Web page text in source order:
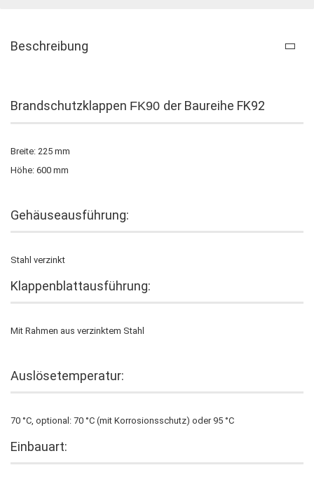
Beschreibung
Brandschutzklappen FK90 der Baureihe FK92
Breite: 225 mm
Höhe: 600 mm
Gehäuseausführung:
Stahl verzinkt
Klappenblattausführung:
Mit Rahmen aus verzinktem Stahl
Auslösetemperatur:
70 °C, optional: 70 °C (mit Korrosionsschutz) oder 95 °C
Einbauart: